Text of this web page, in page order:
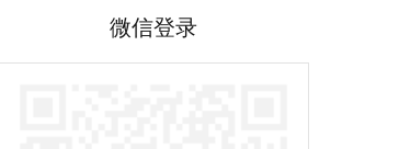
微信登录